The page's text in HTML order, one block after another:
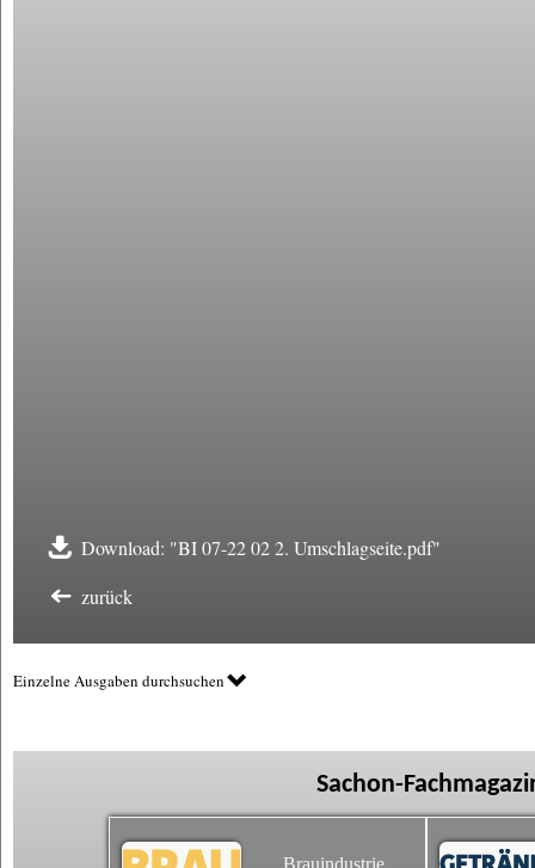
Download: "BI 07-22 02 2. Umschlagseite.pdf"
zurück
Einzelne Ausgaben durchsuchen
Sachon-
Brauindustrie